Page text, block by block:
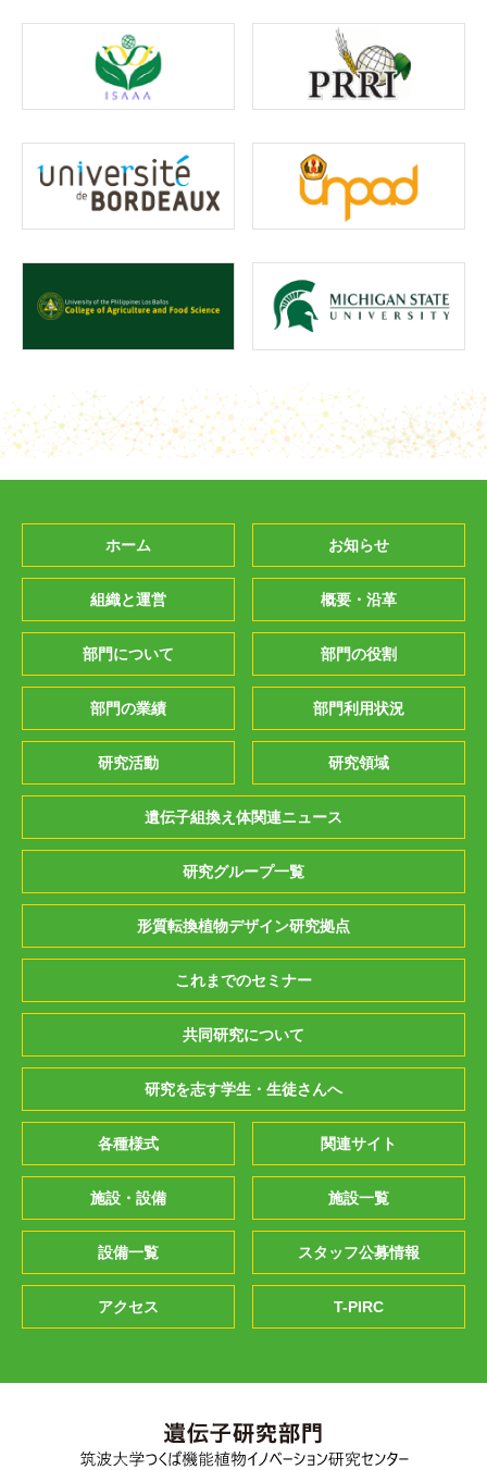
ホーム お知らせ
組織と運営 概要・沿革
部門について 部門の役割
部門の業績 部門利用状況
研究活動 研究領域
遺伝子組換え体関連ニュース
研究グループ一覧
形質転換植物デザイン研究拠点
これまでのセミナー
共同研究について
研究を志す学生・生徒さんへ
各種様式 関連サイト
施設・設備 施設一覧
設備一覧 スタッフ公募情報
アクセス T-PIRC